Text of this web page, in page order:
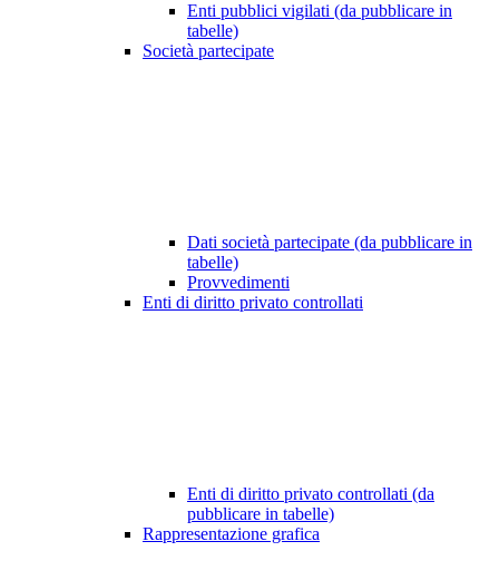
Enti pubblici vigilati (da pubblicare in
tabelle)
Società partecipate
Dati società partecipate (da pubblicare in
tabelle)
Provvedimenti
Enti di diritto privato controllati
Enti di diritto privato controllati (da
pubblicare in tabelle)
Rappresentazione grafica